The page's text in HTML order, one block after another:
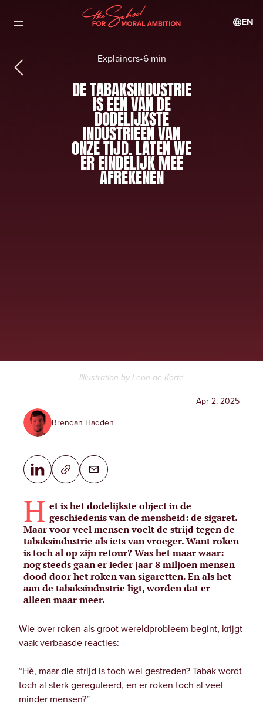
EN
DE TABAKSINDUSTRIE
IS EEN VAN DE
DODELIJKSTE
INDUSTRIEËN VAN
ONZE TIJD. LATEN WE
ER EINDELIJK MEE
AFREKENEN
Explainers•6 min
Illlustration by Leon de Korte
Brendan Hadden
Apr 2, 2025
H et ishet dodelijkste object in de
geschiedenis van de mensheid: de sigaret.
Maar voor veel mensen voelt de strijd tegen de
tabaksindustrie als iets van vroeger. Want roken
is toch al op zijn retour? Was het maar waar:
nog steeds gaan er ieder jaar 8 miljoen mensen
dood door het roken van sigaretten. En als het
aan de tabaksindustrie ligt, worden dat er
alleen maar meer.
Wie over roken als groot wereldprobleem begint, krijgt
vaak verbaasde reacties:
“Hè, maar die strijd is toch wel gestreden? Tabak wordt
toch al sterk gereguleerd, en er roken toch al veel
minder mensen?”